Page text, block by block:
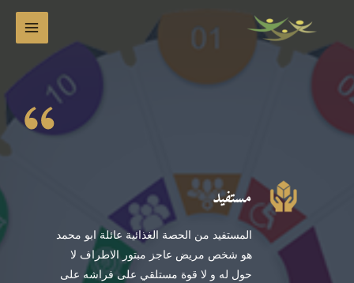
المحتوى
مستفيد
المستفيد من الحصة الغذائية عائلة ابو محمد
هو شخص مريض عاجز مبتور الاطراف لا
حول له و لا قوة مستلقي على فراشه على